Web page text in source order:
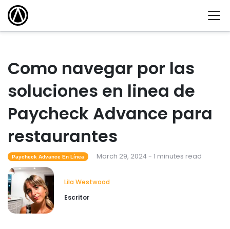
Como navegar por las
soluciones en linea de
Paycheck Advance para
restaurantes
Paycheck Advance En Línea March 29, 2024 - 1 minutes read
Lila Westwood
Escritor